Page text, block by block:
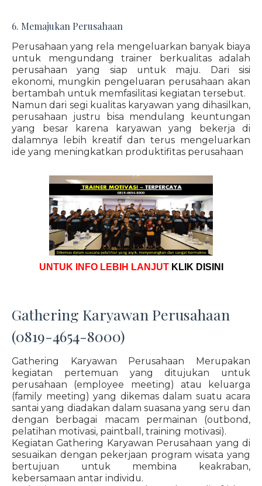
6. Memajukan Perusahaan
Perusahaan yang rela mengeluarkan banyak biaya
untuk mengundang trainer berkualitas adalah
perusahaan yang siap untuk maju. Dari sisi
ekonomi, mungkin pengeluaran perusahaan akan
bertambah untuk memfasilitasi kegiatan tersebut.
Namun dari segi kualitas karyawan yang dihasilkan,
perusahaan justru bisa mendulang keuntungan
yang besar karena karyawan yang bekerja di
dalamnya lebih kreatif dan terus mengeluarkan
ide yang meningkatkan produktifitas perusahaan
UNTUK INFO LEBIH LANJUT KLIK DISINI
Gathering Karyawan Perusahaan
(0819-4654-8000)
Gathering Karyawan Perusahaan Merupakan
kegiatan pertemuan yang ditujukan untuk
perusahaan (employee meeting) atau keluarga
(family meeting) yang dikemas dalam suatu acara
santai yang diadakan dalam suasana yang seru dan
dengan berbagai macam permainan (outbond,
pelatihan motivasi, paintball, training motivasi).
Kegiatan Gathering Karyawan Perusahaan yang di
sesuaikan dengan pekerjaan program wisata yang
bertujuan untuk membina keakraban,
kebersamaan antar individu.